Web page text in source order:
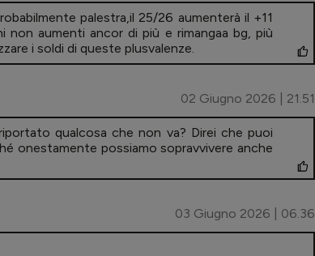
palestra,il 25/26 aumenterà il +11
non aumenti ancor di più e rimangaa bg, più
i soldi di queste plusvalenze.
02 Giugno 2026 | 21.51
qualcosa che non va? Direi che puoi
onestamente possiamo sopravvivere anche
03 Giugno 2026 | 06.36